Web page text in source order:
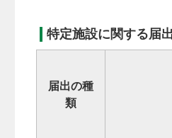
特定施設に関する届
届出の種
類